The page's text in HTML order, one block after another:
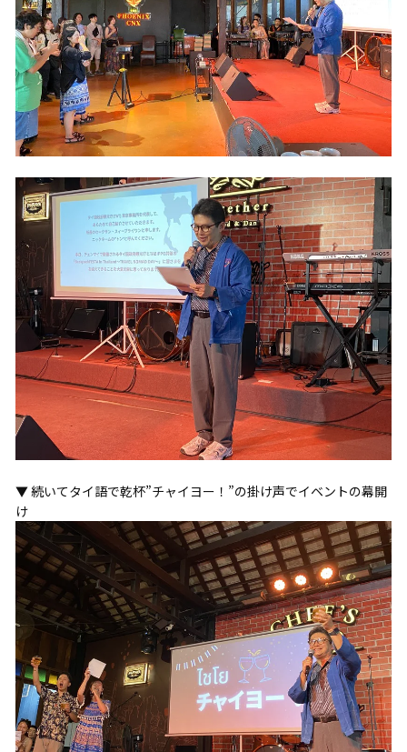
▼ 続いてタイ語で乾杯”チャイヨー！”の掛け声でイベントの幕開
け